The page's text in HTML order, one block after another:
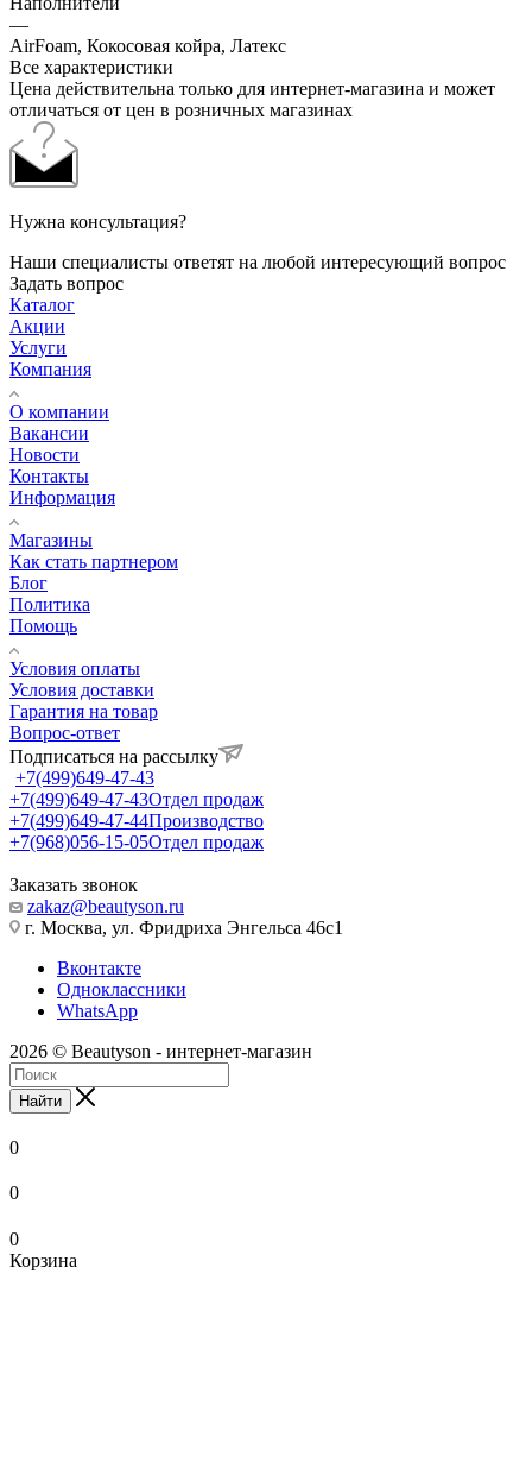
—
AirFoam, Кокосовая койра, Латекс
Все характеристики
Цена действительна только для интернет-магазина и может
отличаться от цен в розничных магазинах
Нужна консультация?
Наши специалисты ответят на любой интересующий вопрос
Задать вопрос
Каталог
Акции
Услуги
Компания
О компании
Вакансии
Новости
Контакты
Информация
Магазины
Как стать партнером
Блог
Политика
Помощь
Условия оплаты
Условия доставки
Гарантия на товар
Вопрос-ответ
Подписаться на рассылку
+7(499)649-47-43
+7(499)649-47-43Отдел продаж
+7(499)649-47-44Производство
+7(968)056-15-05Отдел продаж
Заказать звонок
zakaz@beautyson.ru
г. Москва, ул. Фридриха Энгельса 46с1
Вконтакте
Одноклассники
WhatsApp
2026 © Beautyson - интернет-магазин
Найти
0
0
0
Корзина